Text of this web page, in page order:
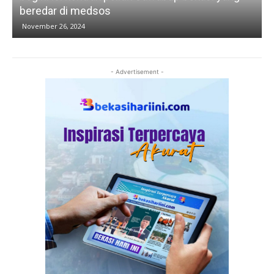
beredar di medsos
November 26, 2024
- Advertisement -